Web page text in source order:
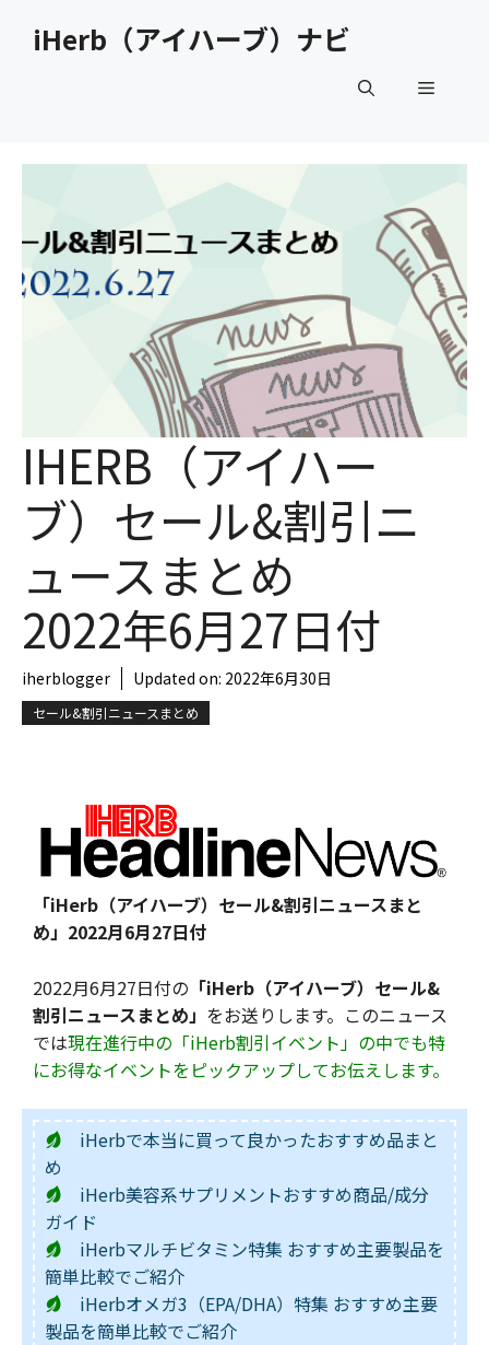
iHerb（アイハーブ）ナビ
メ
ー
IHERB（アイハー
ブ）セール&割引ニ
ュースまとめ
2022年6月27日付
iherblogger Updated on: 2022年6月30日
セール&割引ニュースまとめ
「iHerb（アイハーブ）セール&割引ニュースまと
め」 2022月6月27日付
2022月6月27日付の 「iHerb（アイハーブ）セール&
割引ニュースまとめ」 をお送りします。このニュース
では現在進行中の「iHerb割引イベント」の中でも特
にお得なイベントをピックアップしてお伝えします。
iHerbで本当に買って良かったおすすめ品まと
め
iHerb美容系サプリメントおすすめ商品/成分
ガイド
iHerbマルチビタミン特集 おすすめ主要製品を
簡単比較でご紹介
iHerbオメガ3（EPA/DHA）特集 おすすめ主要
製品を簡単比較でご紹介